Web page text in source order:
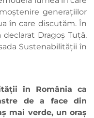
generațiilor
în care discutăm. În
Dragoș Tuță,
Sustenabilității în
în România ca
de a face din
mai verde, un oraș